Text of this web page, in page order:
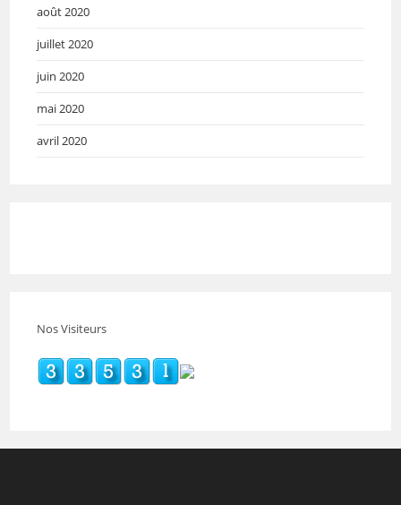
août 2020
juillet 2020
juin 2020
mai 2020
avril 2020
Nos Visiteurs